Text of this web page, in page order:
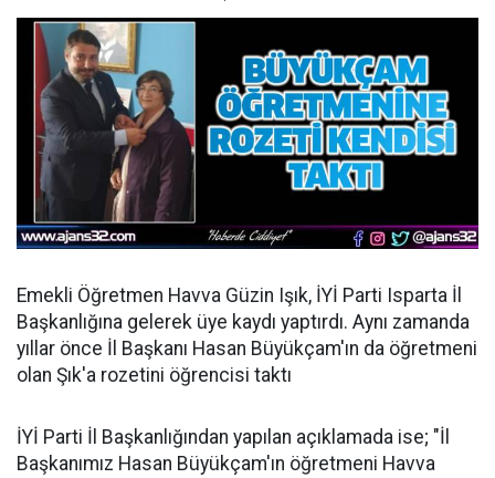
Emekli Öğretmen Havva Güzin Işık, İYİ Parti Isparta İl
Başkanlığına gelerek üye kaydı yaptırdı. Aynı zamanda
yıllar önce İl Başkanı Hasan Büyükçam'ın da öğretmeni
olan Şık'a rozetini öğrencisi taktı
İYİ Parti İl Başkanlığından yapılan açıklamada ise; "İl
Başkanımız Hasan Büyükçam'ın öğretmeni Havva